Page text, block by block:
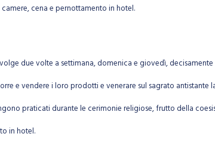
cena e pernottamento in hotel.
due volte a settimana, domenica e giovedì,
e vendere i loro prodotti e venerare sul sagrato antistante
praticati durante le cerimonie religiose, frutto della
in hotel.